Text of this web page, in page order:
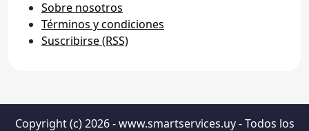
Sobre nosotros
Términos y condiciones
Suscribirse (RSS)
Copyright (c) 2026 - www.smartservices.uy - Todos los